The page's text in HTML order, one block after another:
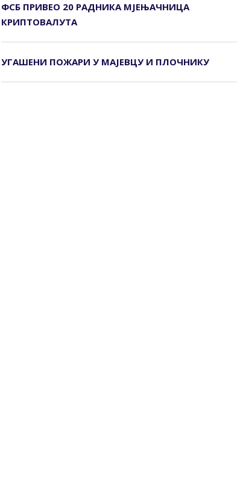
ФСБ ПРИВЕО 20 РАДНИКА МЈЕЊАЧНИЦА
КРИПТОВАЛУТА
УГАШЕНИ ПОЖАРИ У МАЈЕВЦУ И ПЛОЧНИКУ